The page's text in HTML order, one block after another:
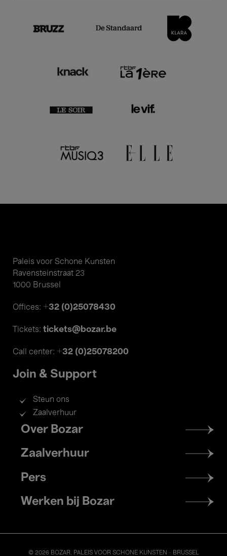
Paleis voor Schone Kunsten
Ravensteinstraat 23
1000 Brussel
Offices: +32 (0)25078430
Tickets: tickets@bozar.be
Call center: +32 (0)25078200
Join & Support
Steun ons
Zaalverhuur
Footer
menu
Over Bozar
Zaalverhuur
Pers
Werken bij Bozar
© 2026 BOZAR. PALEIS VOOR SCHONE KUNSTEN - BRUSSEL